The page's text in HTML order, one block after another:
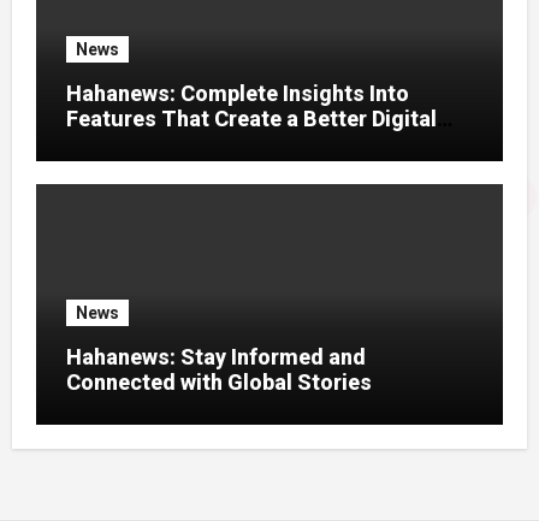
News
Hahanews: Complete Insights Into
Features That Create a Better Digital
News
Hahanews: Stay Informed and
Connected with Global Stories